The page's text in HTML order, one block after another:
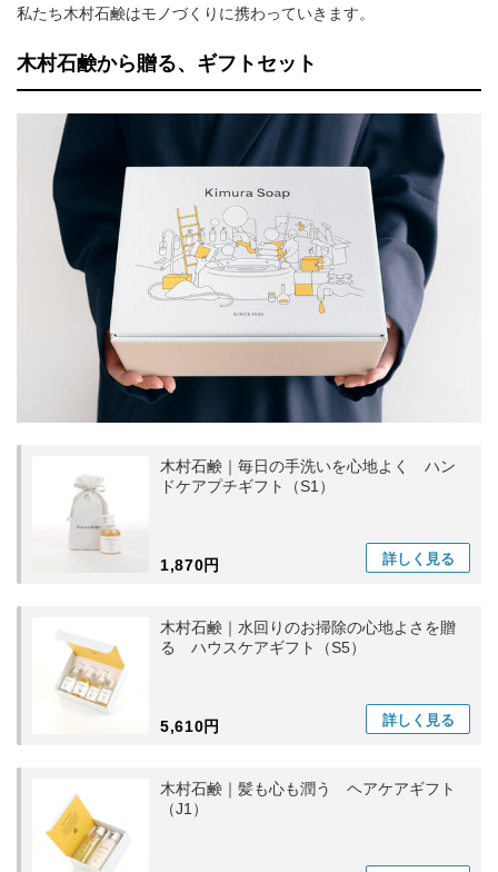
私たち木村石鹸はモノづくりに携わっていきます。
木村石鹸から贈る、ギフトセット
木村石鹸｜毎日の手洗いを心地よく ハン
ドケアプチギフト（S1）
1,870円 詳しく 見る
木村石鹸｜水回りのお掃除の心地よさを贈
る ハウスケアギフト（S5）
5,610円 詳しく 見る
木村石鹸｜髪も心も潤う ヘアケアギフト
（J1）